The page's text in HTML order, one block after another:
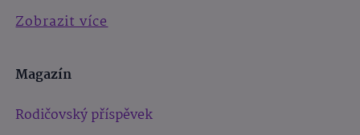
Zobrazit více
Magazín
Rodičovský příspěvek